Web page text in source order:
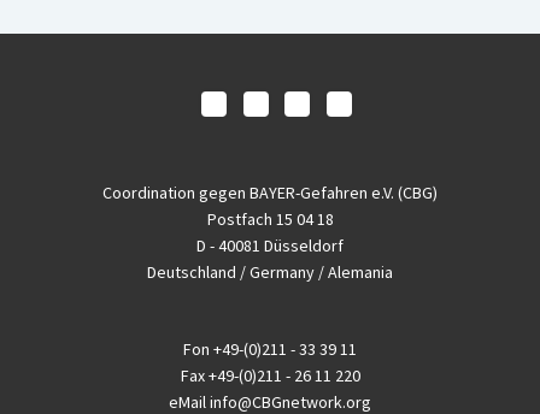
Coordination gegen BAYER-Gefahren e.V. (CBG)
Postfach 15 04 18
D - 40081 Düsseldorf
Deutschland / Germany / Alemania
Fon +49-(0)211 - 33 39 11
Fax+49-(0)211 - 26 11 220
eMailinfo@CBGnetwork.org